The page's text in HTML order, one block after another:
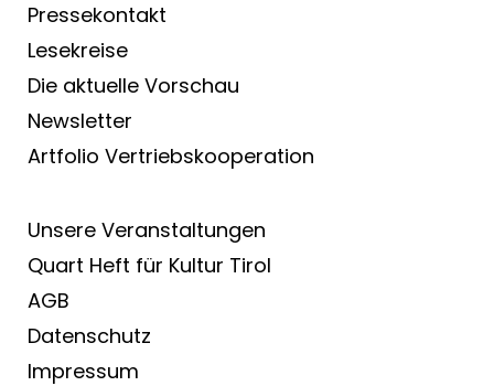
Pressekontakt
Lesekreise
Die aktuelle Vorschau
Newsletter
Artfolio Vertriebs­kooperation
Unsere Veranstaltungen
Quart Heft für Kultur Tirol
AGB
Datenschutz
Impressum